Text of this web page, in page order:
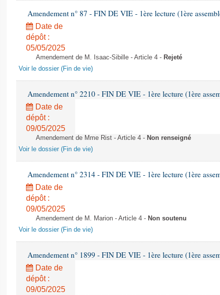
Amendement n° 87 - FIN DE VIE - 1ère lecture (1ère
Date de
dépôt :
05/05/2025
Amendement de M. Isaac-Sibille - Article 4 - Rejeté
Voir le dossier (Fin de vie)
Amendement n° 2210 - FIN DE VIE - 1ère lecture (1ère
Date de
dépôt :
09/05/2025
Amendement de Mme Rist - Article 4 - Non renseigné
Voir le dossier (Fin de vie)
Amendement n° 2314 - FIN DE VIE - 1ère lecture (1ère
Date de
dépôt :
09/05/2025
Amendement de M. Marion - Article 4 - Non soutenu
Voir le dossier (Fin de vie)
Amendement n° 1899 - FIN DE VIE - 1ère lecture (1ère
Date de
dépôt :
09/05/2025